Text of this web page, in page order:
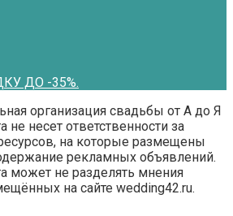
ДО -35%.
организация свадьбы от А до Я
не несет ответственности за
на которые размещены
рекламных объявлений.
может не разделять мнения
на сайте wedding42.ru.